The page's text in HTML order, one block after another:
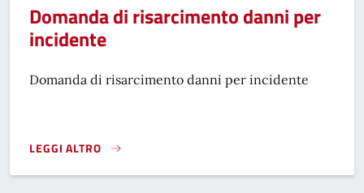
Domanda di risarcimento danni per
incidente
Domanda di risarcimento danni per incidente
LEGGI ALTRO
DOMANDA DI RISARCIMENTO DANNI PER INCIDENTE}